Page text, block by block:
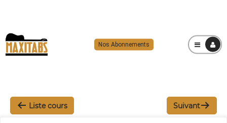
Nos Abonnements MENU
Liste cours Suivant